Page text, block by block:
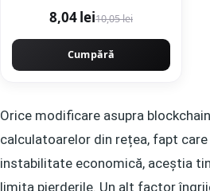
8,04 lei10,05 lei
Cumpără
Orice modificare asupra
calculatoarelor din rețea, fapt
instabilitate economică, aceștia
limita pierderile. Un alt factor